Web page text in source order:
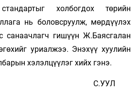
холбогдох төрийн
нь боловсруулж, мөрдүүлэх
гишүүн Ж.Баясгалан
уриалжээ. Энэхүү хуулийн
хэлэлцүүлэг хийх гэнэ.
С.УУЛ